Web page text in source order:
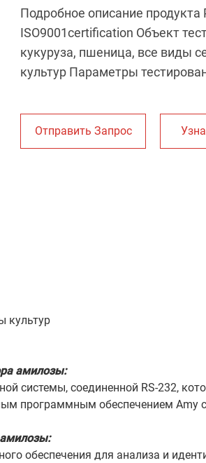
Подробное описание продукта
ISO9001certification Объект
кукуруза, пшеница, все виды
культур Параметры
Отправить Запрос
культур
амилозы:
системы, соединенной RS-232,
программным обеспечением Amy
обеспечения для анализа и